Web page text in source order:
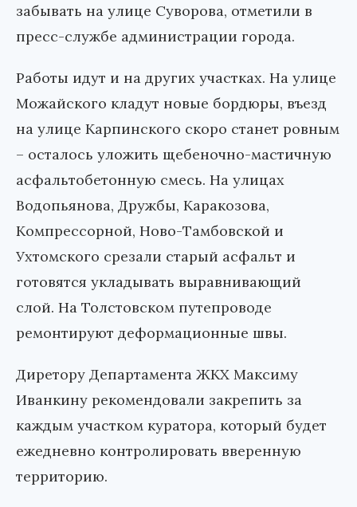
забывать на улице Суворова, отметили в
пресс-службе администрации города.
Работы идут и на других участках. На улице
Можайского кладут новые бордюры, въезд
на улице Карпинского скоро станет ровным
– осталось уложить щебеночно-мастичную
асфальтобетонную смесь. На улицах
Водопьянова, Дружбы, Каракозова,
Компрессорной, Ново-Тамбовской и
Ухтомского срезали старый асфальт и
готовятся укладывать выравнивающий
слой. На Толстовском путепроводе
ремонтируют деформационные швы.
Диретору Департамента ЖКХ Максиму
Иванкину рекомендовали закрепить за
каждым участком куратора, который будет
ежедневно контролировать вверенную
территорию.